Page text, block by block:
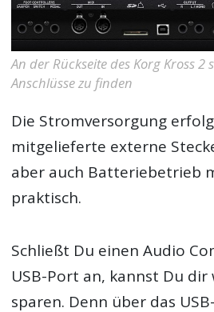
An der Rückseite des Korg Kross 2
Anschlüsse zu finden
Die Stromversorgung
mitgelieferte externe
aber auch Batteriebetrieb
praktisch.
Schließt Du einen Audio
USB-Port an, kannst Du dir
sparen. Denn über das